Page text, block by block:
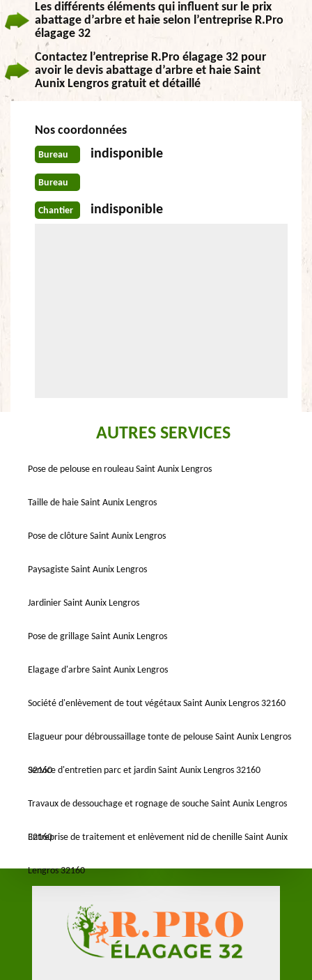
Les différents éléments qui influent sur le prix
abattage d’arbre et haie selon l’entreprise R.Pro
élagage 32
Contactez l’entreprise R.Pro élagage 32 pour
avoir le devis abattage d’arbre et haie Saint
Aunix Lengros gratuit et détaillé
Nos coordonnées
Bureau indisponible
Bureau
Chantier indisponible
AUTRES SERVICES
Pose de pelouse en rouleau Saint Aunix Lengros
Taille de haie Saint Aunix Lengros
Pose de clôture Saint Aunix Lengros
Paysagiste Saint Aunix Lengros
Jardinier Saint Aunix Lengros
Pose de grillage Saint Aunix Lengros
Elagage d'arbre Saint Aunix Lengros
Société d'enlèvement de tout végétaux Saint Aunix Lengros 32160
Elagueur pour débroussaillage tonte de pelouse Saint Aunix Lengros
32160
Service d'entretien parc et jardin Saint Aunix Lengros 32160
Travaux de dessouchage et rognage de souche Saint Aunix Lengros
32160
Entreprise de traitement et enlèvement nid de chenille Saint Aunix
Lengros 32160